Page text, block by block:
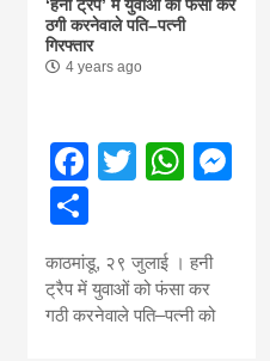
‘हनी ट्रैप’ में युवाओं को फंसा कर
ठगी करनेवाले पति–पत्नी
गिरफ्तार
4 years ago
Facebook
Twitter
काठमांडू, २९ जुलाई । हनी
ट्रैप में युवाओं को फंसा कर
गठी करनेवाले पति–पत्नी को